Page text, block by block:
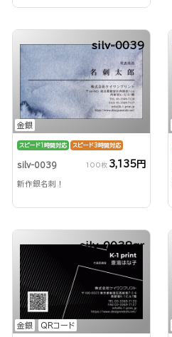
金銀
silv-0039
スピード1時間対応 スピード3時間対応
silv-0039 100枚 3,135円
新作銀名刺！
金銀 QRコード
silv-0038qr